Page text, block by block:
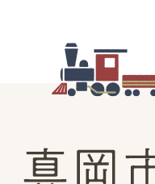
真